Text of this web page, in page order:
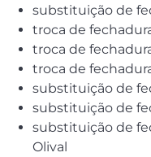
substituição de
troca de
troca de
troca de
substituição de
substituição de
substituição de
Olival